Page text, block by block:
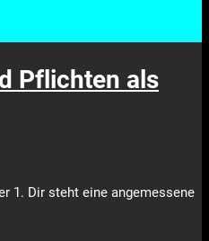
Pflichten als
1. Dir steht eine angemessene